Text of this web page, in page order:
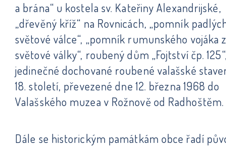
a brána“ u kostela sv. Kateřiny Alexandrijské,
„dřevěný kříž“ na Rovnicách, „pomník
světové válce“, „pomník rumunského vojáka
světové války“, roubený dům „Fojtství čp.
jedinečné dochované roubené valašské
18. století, převezené dne 12. března 1968 do
Valašského muzea v Rožnově od Radhoštěm.
Dále se historickým památkám obce řadí